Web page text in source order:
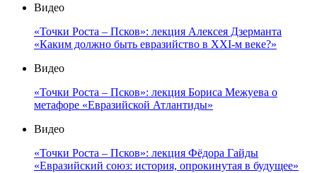
Видео
«Точки Роста – Псков»: лекция Алексея Дзерманта
«Каким должно быть евразийство в XXI-м веке?»
Видео
«Точки Роста – Псков»: лекция Бориса Межуева о
метафоре «Евразийской Атлантиды»
Видео
«Точки Роста – Псков»: лекция Фёдора Гайды
«Евразийский союз: история, опрокинутая в будущее»